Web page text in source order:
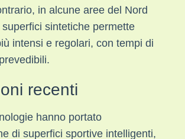
in alcune aree del Nord
superfici sintetiche permette
intensi e regolari, con tempi di
recenti
hanno portato
di superfici sportive intelligenti,